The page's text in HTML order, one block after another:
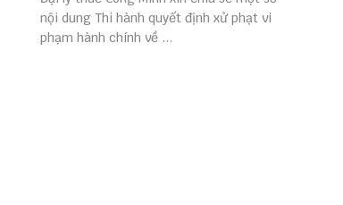
nội dung Thi hành quyết định xử phạt vi
phạm hành chính về ...